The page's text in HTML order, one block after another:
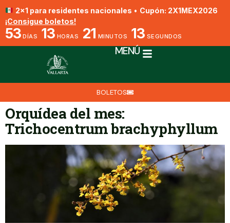
2x1 para residentes nacionales • Cupón: 2X1MEX2026
¡Consigue boletos!
53 DÍAS 13 HORAS 21 MINUTOS 13 SEGUNDOS
MENÚ
BOLETOS
Orquídea del mes:
Trichocentrum brachyphyllum